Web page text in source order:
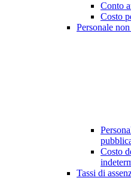
Conto
Costo
Personale
Costo
Tassi di